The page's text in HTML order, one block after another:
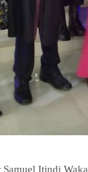
Itindi